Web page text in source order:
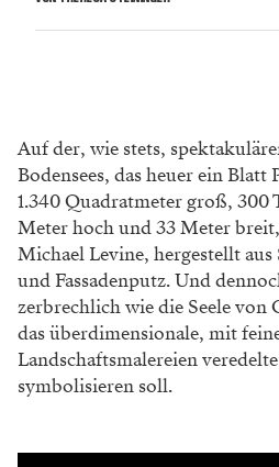
Auf der, wie stets,
Bodensees, das heuer ein
1.340 Quadratmeter groß, 300
Meter hoch und 33 Meter
Michael Levine, hergestellt
und Fassadenputz. Und
zerbrechlich wie die Seele von
das überdimensionale, mit
Landschaftsmalereien
symbolisieren soll.